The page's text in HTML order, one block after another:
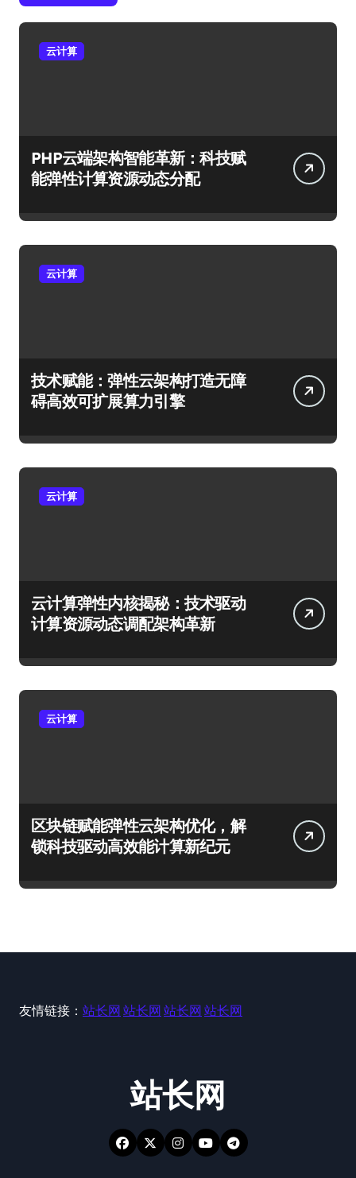
云计算
PHP云端架构智能革新：科技赋
能弹性计算资源动态分配
云计算
技术赋能：弹性云架构打造无障
碍高效可扩展算力引擎
云计算
云计算弹性内核揭秘：技术驱动
计算资源动态调配架构革新
云计算
区块链赋能弹性云架构优化，解
锁科技驱动高效能计算新纪元
友情链接： 站长网 站长网 站长网 站长网
站长网